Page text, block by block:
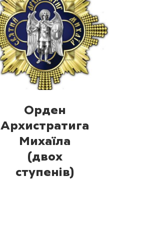
Орден
Архистратига
Михаїла
(двох
ступенів)